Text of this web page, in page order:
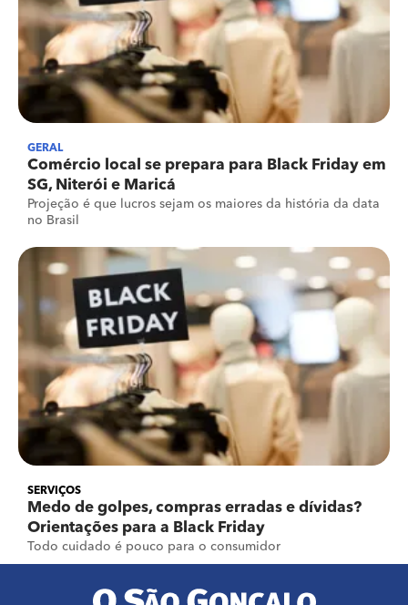
GERAL
Comércio local se prepara para Black Friday em
SG, Niterói e Maricá
Projeção é que lucros sejam os maiores da história da data
no Brasil
SERVIÇOS
Medo de golpes, compras erradas e dívidas?
Orientações para a Black Friday
Todo cuidado é pouco para o consumidor